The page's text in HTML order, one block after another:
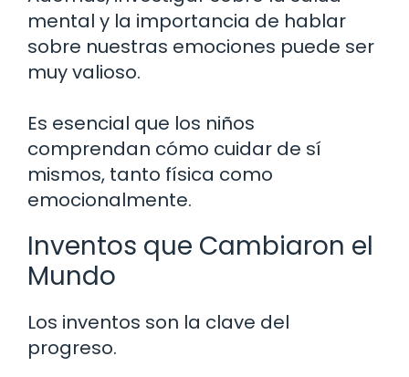
mental y la importancia de hablar
sobre nuestras emociones puede ser
muy valioso.
Es esencial que los niños
comprendan cómo cuidar de sí
mismos, tanto física como
emocionalmente.
Inventos que Cambiaron el
Mundo
Los inventos son la clave del
progreso.